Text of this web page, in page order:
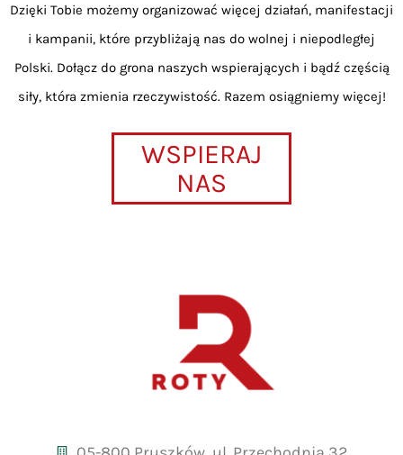
Dzięki Tobie możemy organizować więcej działań, manifestacji
i kampanii, które przybliżają nas do wolnej i niepodległej
Polski. Dołącz do grona naszych wspierających i bądź częścią
siły, która zmienia rzeczywistość. Razem osiągniemy więcej!
WSPIERAJ
NAS